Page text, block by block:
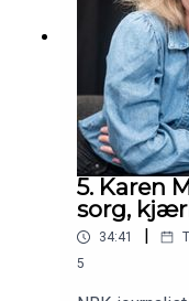
5. Karen
sorg,
34:41
5